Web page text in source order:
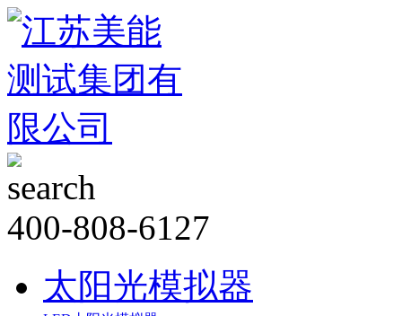
400-808-6127
太阳光模拟器